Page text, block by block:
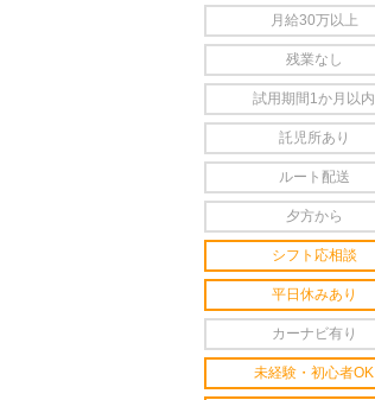
月給30万以上
残業なし
試用期間1か月以内
託児所あり
ルート配送
夕方から
シフト応相談
平日休みあり
カーナビ有り
未経験・初心者OK